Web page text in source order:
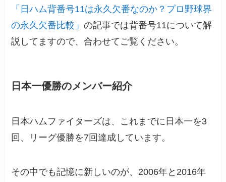
「日ハム背番号11は永久欠番なのか？プロ野球界
の永久欠番比較」の記事では背番号11について解
説してますので、合わせてご覧ください。
日本一優勝のメンバー紹介
日本ハムファイターズは、これまでに日本一を3
回、リーグ優勝を7回達成しています。
その中でも記憶に新しいのが、2006年と2016年